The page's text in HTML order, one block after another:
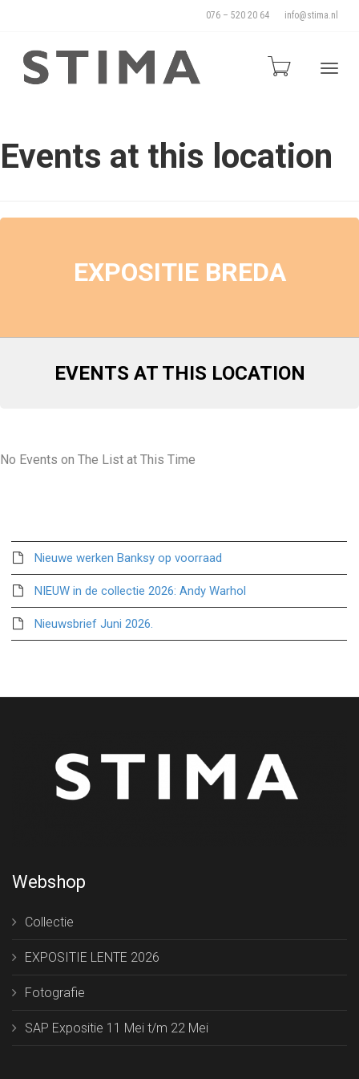
076 – 520 20 64 info@stima.nl
Events at this location
EXPOSITIE BREDA
EVENTS AT THIS LOCATION
No Events on The List at This Time
Nieuwe werken Banksy op voorraad
NIEUW in de collectie 2026: Andy Warhol
Nieuwsbrief Juni 2026.
Webshop
Collectie
EXPOSITIE LENTE 2026
Fotografie
SAP Expositie 11 Mei t/m 22 Mei